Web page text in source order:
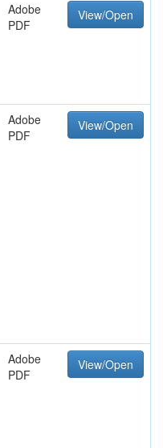
Adobe
PDF
View/Open
Adobe
PDF
View/Open
Adobe
PDF
View/Open